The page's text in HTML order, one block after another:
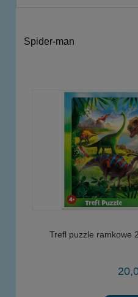
Spider-man
Trefl puzzle ramkowe